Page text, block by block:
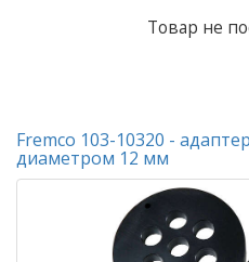
Товар не
Fremco 103-10320 -
диаметром 12 мм